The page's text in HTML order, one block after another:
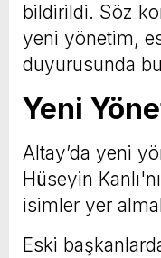
bildirildi. Söz
yeni yönetim,
duyurusunda
Yeni
Altay’da yeni
Hüseyin
isimler yer
Eski